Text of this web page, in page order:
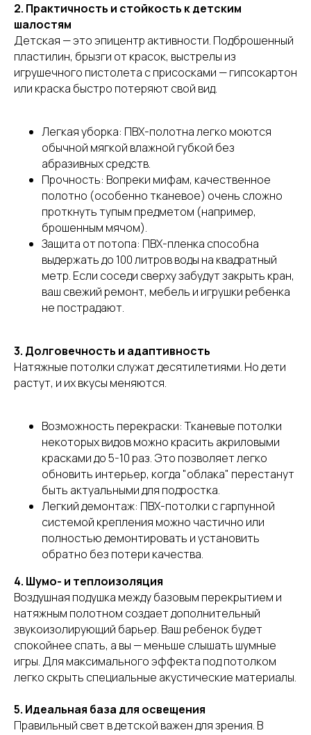
2. Практичность и стойкость к детским
шалостям
Детская — это эпицентр активности. Подброшенный
пластилин, брызги от красок, выстрелы из
игрушечного пистолета с присосками — гипсокартон
или краска быстро потеряют свой вид.
Легкая уборка: ПВХ-полотна легко моются
обычной мягкой влажной губкой без
абразивных средств.
Прочность: Вопреки мифам, качественное
полотно (особенно тканевое) очень сложно
проткнуть тупым предметом (например,
брошенным мячом).
Защита от потопа: ПВХ-пленка способна
выдержать до 100 литров воды на квадратный
метр. Если соседи сверху забудут закрыть кран,
ваш свежий ремонт, мебель и игрушки ребенка
не пострадают.
3. Долговечность и адаптивность
Натяжные потолки служат десятилетиями. Но дети
растут, и их вкусы меняются.
Возможность перекраски: Тканевые потолки
некоторых видов можно красить акриловыми
красками до 5-10 раз. Это позволяет легко
обновить интерьер, когда "облака" перестанут
быть актуальными для подростка.
Легкий демонтаж: ПВХ-потолки с гарпунной
системой крепления можно частично или
полностью демонтировать и установить
обратно без потери качества.
4. Шумо- и теплоизоляция
Воздушная подушка между базовым перекрытием и
натяжным полотном создает дополнительный
звукоизолирующий барьер. Ваш ребенок будет
спокойнее спать, а вы — меньше слышать шумные
игры. Для максимального эффекта под потолком
легко скрыть специальные акустические материалы.
5. Идеальная база для освещения
Правильный свет в детской важен для зрения. В